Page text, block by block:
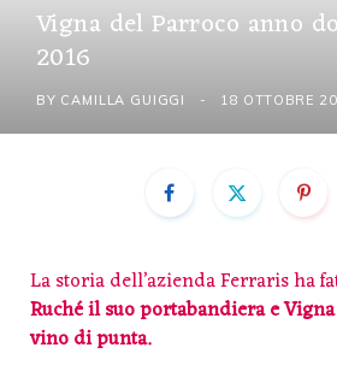
Vigna del Parroco anno
2016
BY CAMILLA GUIGGI 18 OTTOBRE
La storia dell’azienda Ferraris ha
Ruché il suo portabandiera e
vino di punta.